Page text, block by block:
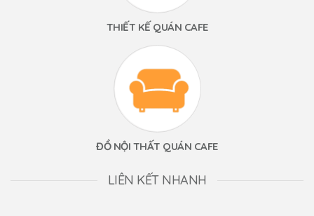
THIẾT KẾ QUÁN CAFE
ĐỒ NỘI THẤT QUÁN CAFE
LIÊN KẾT NHANH